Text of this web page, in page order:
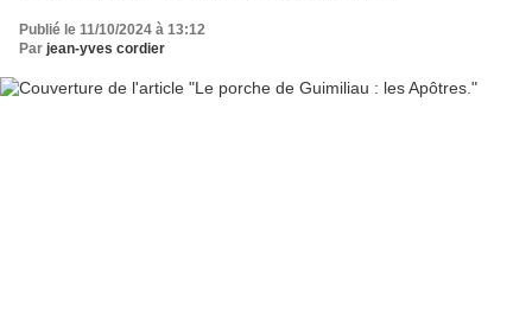
Publié le 11/10/2024 à 13:12
Par jean-yves cordier